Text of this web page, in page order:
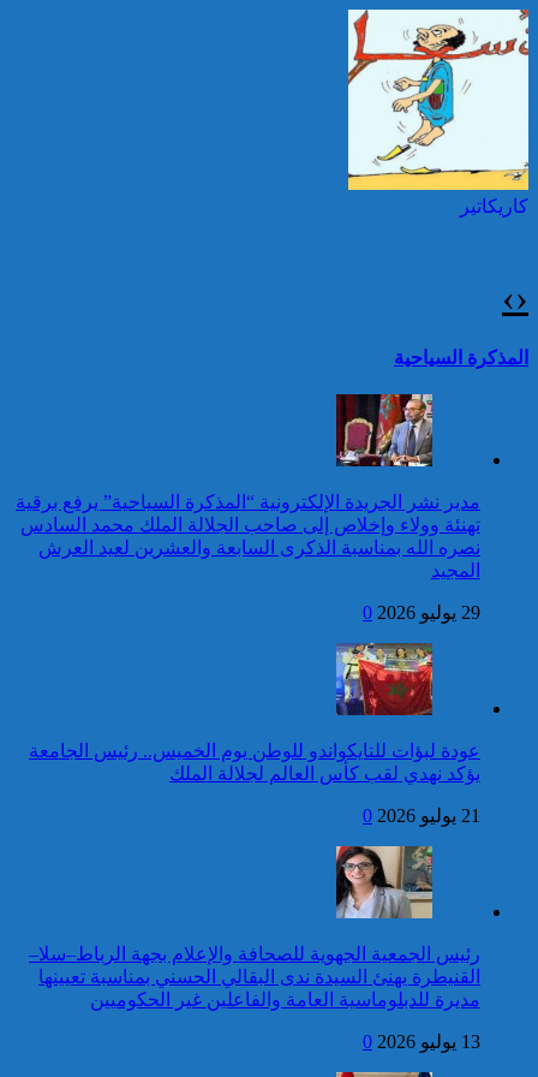
حرائق الغابات : الاتحاد
الأوروبي يعبئ إمكانياته
لدعم فرنسا والبرتغال
بالمناطق الحضرية خلال
حصيلة حوادث السير
بالمناطق الحضرية خلال
الأسبوع المنصرم
حصيلة حوادث السير
بالمناطق الحضرية خلال
الأسبوع المنصرم
مقدونيا الشمالية بمناسبة عيد
العرش المجيد
عيد العرش: جلالة الملك
يتوصل ببرقية تهنئة من رئيس
جمهورية ليتوانيا
برقية تهنئة إلى جلالة الملك
من رئيس جمهورية الرأس
الأخضر بمناسبة عيد العرش
من رئيس غانا بمناسبة عيد
توقيف شخصين هددا شرطيا
بسكينين خلال محاولة سرقة ليلا
تقرير: 67,7% من الأشخاص في
وضعية إعاقة لم يبلغوا أي مستوى
المديرية العامة للأمن الوطني تؤكد
بريطانية بشأن “اعتقال” مواطن
بريطاني عارية من الصحة
توقيف شخص للاشتباه في تورطه
في ارتكاب جريمة السرقة
المقرونة بالضرب والجرح المفضي
للموت كان ضحيتها مواطن أجنبي
بتارودانت
كاريكاتير
كاريكاتير
كاريكاتير
‹
›
المذكرة السياحية
مدير نشر الجريدة الإلكترونية “المذكرة السياحية” يرفع برقية
تهنئة وولاء وإخلاص إلى صاحب الجلالة الملك محمد السادس
نصره الله بمناسبة الذكرى السابعة والعشرين لعيد العرش
المجيد
29 يوليو 2026 0
عودة لبؤات للتايكواندو للوطن يوم الخميس.. رئيس الجامعة
يؤكد نهدي لقب كأس العالم لجلالة الملك
21 يوليو 2026 0
رئيس الجمعية الجهوية للصحافة والإعلام بجهة الرباط–سلا–
القنيطرة يهنئ السيدة ندى البقالي الحسني بمناسبة تعيينها
مديرة للدبلوماسية العامة والفاعلين غير الحكوميين
13 يوليو 2026 0